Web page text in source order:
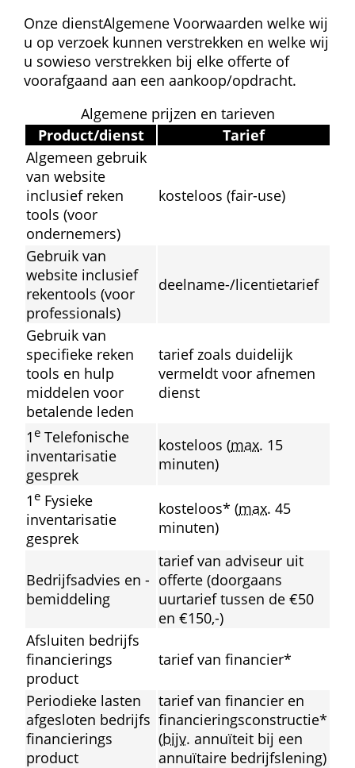
Onze dienstAlgemene Voorwaarden welke wij
u op verzoek kunnen verstrekken en welke wij
u sowieso verstrekken bij elke offerte of
voorafgaand aan een aankoop/opdracht.
Algemene prijzen en tarieven
Product/dienst
Tarief
Algemeen gebruik
van website
inclusief reken
tools (voor
ondernemers)
kosteloos (fair-use)
Gebruik van
website inclusief
rekentools (voor
professionals)
deelname-/licentietarief
Gebruik van
specifieke reken
tools en hulp
middelen voor
betalende leden
tarief zoals duidelijk
vermeldt voor afnemen
dienst
1e Telefonische
inventarisatie
gesprek
kosteloos (max. 15
minuten)
1e Fysieke
inventarisatie
gesprek
kosteloos* (max. 45
minuten)
Bedrijfsadvies en -
bemiddeling
tarief van adviseur uit
offerte (doorgaans
uurtarief tussen de €50
en €150,-)
Afsluiten bedrijfs
financierings
product
tarief van financier*
Periodieke lasten
afgesloten bedrijfs
financierings
product
tarief van financier en
financieringsconstructie*
(bijv. annuïteit bij een
annuïtaire bedrijfslening)